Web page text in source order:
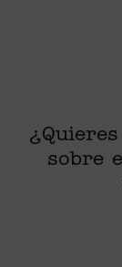
sobre